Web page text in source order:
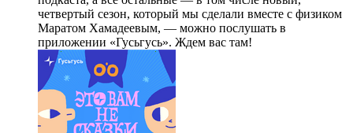
четвертый сезон, который мы сделали вместе с физиком
Маратом Хамадеевым, — можно послушать в
приложении «Гусьгусь». Ждем вас там!